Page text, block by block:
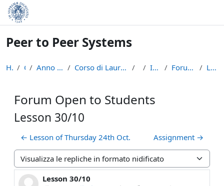
Vai al contenuto principale
Peer to Peer Systems
Home Corsi Anno Accademico 2013-14 Corso di Laurea Magistrale in Informatica (LM-18) p2pIntroduzione Forum Open to Students Lesson 30/10
Forum Open to Students
Lesson 30/10
← Lesson of Thursday 24th Oct. Assignment →
Modalità visualizzazione
Lesson 30/10
Numero di risposte: 0